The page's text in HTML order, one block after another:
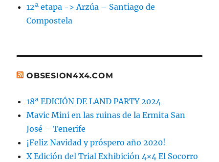
12ª etapa -> Arzúa – Santiago de
Compostela
OBSESION4X4.COM
18ª EDICIÓN DE LAND PARTY 2024
Mavic Mini en las ruinas de la Ermita San
José – Tenerife
¡Feliz Navidad y próspero año 2020!
X Edición del Trial Exhibición 4×4 El Socorro